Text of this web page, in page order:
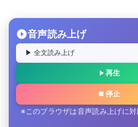
音声読み上げ
再生
停止
※このブラウザは音声読み上げに対